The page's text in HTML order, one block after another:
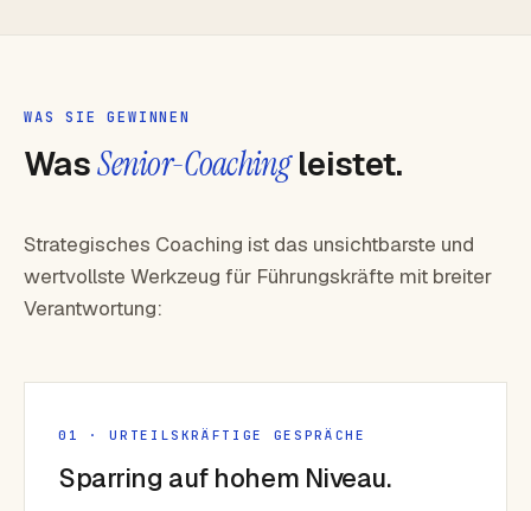
WAS SIE GEWINNEN
WasSenior-Coachingleistet.
Strategisches Coaching ist das unsichtbarste und
wertvollste Werkzeug für Führungskräfte mit breiter
Verantwortung:
01 · URTEILSKRÄFTIGE GESPRÄCHE
Sparring auf hohem Niveau.